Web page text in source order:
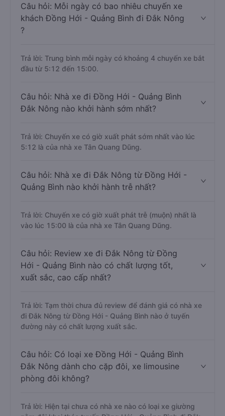
Câu hỏi: Mỗi ngày có bao nhiêu chuyến xe
khách Đồng Hới - Quảng Bình đi Đắk Nông
?
Trả lời: Trung bình mỗi ngày có khoảng 4 chuyến xe bắt
đầu từ 5:12 đến 15:00.
Câu hỏi: Nhà xe đi Đồng Hới - Quảng Bình
Đắk Nông nào khởi hành sớm nhất?
Trả lời: Chuyến xe có giờ xuất phát sớm nhất vào lúc
5:12 là của nhà xe Tân Quang Dũng.
Câu hỏi: Nhà xe đi Đắk Nông từ Đồng Hới -
Quảng Bình nào khởi hành trễ nhất?
Trả lời: Chuyến xe có giờ xuất phát trễ (muộn) nhất là
vào lúc 15:00 là của nhà xe Tân Quang Dũng.
Câu hỏi: Review xe đi Đắk Nông từ Đồng
Hới - Quảng Bình nào có chất lượng tốt,
xuất sắc, cao cấp nhất?
Trả lời: Tạm thời chưa đủ review để đánh giá có nhà xe
đi Đắk Nông từ Đồng Hới - Quảng Bình nào ở tuyến
đường này có chất lượng xuất sắc.
Câu hỏi: Có loại xe Đồng Hới - Quảng Bình
Đắk Nông dành cho cặp đôi, xe limousine
phòng đôi không?
Trả lời: Hiện tại chưa có nhà xe nào có loại xe giường